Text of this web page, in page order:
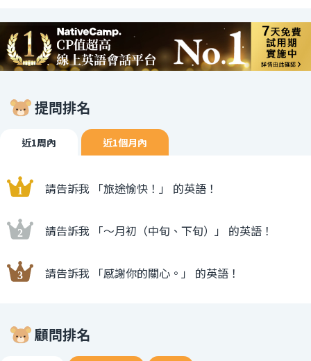
提問排名
近1周內 近1個月內
請告訴我 「旅途愉快！」 的英語！
請告訴我 「〜月初（中旬、下旬）」 的英語！
請告訴我 「感謝你的關心。」 的英語！
顧問排名